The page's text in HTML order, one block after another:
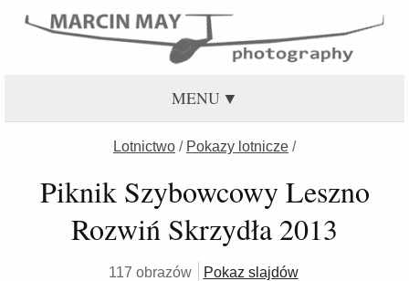
MENU
Lotnictwo / Pokazy lotnicze /
Piknik Szybowcowy Leszno
Rozwiń Skrzydła 2013
117 obrazów Pokaz slajdów